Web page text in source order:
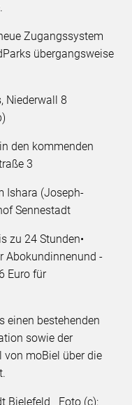
Zugangssystem
übergangsweise
Niederwall 8
den kommenden
3
Ishara (Joseph-
Sennestadt
zu 24 Stunden•
Abokundinnenund -
Euro für
einen bestehenden
sowie der
von moBiel über die
Bielefeld Foto (c):